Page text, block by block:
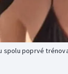
Gymnastika
spolu poprvé